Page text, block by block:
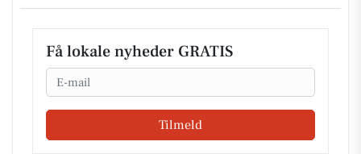
Få lokale nyheder GRATIS
Email
Tilmeld